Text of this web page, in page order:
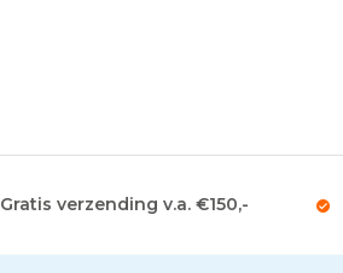
Gratis verzending v.a. €150,-